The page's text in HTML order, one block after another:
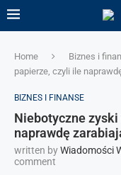
Home Biznes i
papierze, czyli ile
BIZNES I FINANSE
Niebotyczne
naprawdę
written byWiadomości
comment